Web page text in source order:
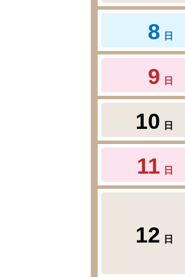
8 日
9 日
10 日
11 日
12 日